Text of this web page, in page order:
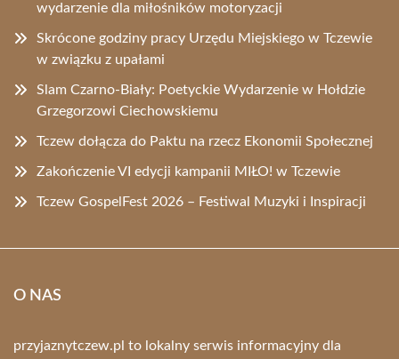
wydarzenie dla miłośników motoryzacji
Skrócone godziny pracy Urzędu Miejskiego w Tczewie
w związku z upałami
Slam Czarno-Biały: Poetyckie Wydarzenie w Hołdzie
Grzegorzowi Ciechowskiemu
Tczew dołącza do Paktu na rzecz Ekonomii Społecznej
Zakończenie VI edycji kampanii MIŁO! w Tczewie
Tczew GospelFest 2026 – Festiwal Muzyki i Inspiracji
O NAS
przyjaznytczew.pl to lokalny serwis informacyjny dla